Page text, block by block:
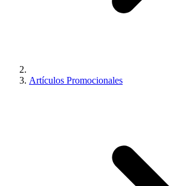
Artículos Promocionales